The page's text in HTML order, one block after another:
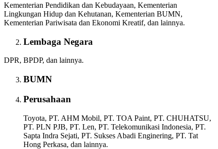
Kementerian Pendidikan dan Kebudayaan, Kementerian
Lingkungan Hidup dan Kehutanan, Kementerian BUMN,
Kementerian Pariwisata dan Ekonomi Kreatif, dan lainnya.
Lembaga Negara
DPR, BPDP, dan lainnya.
BUMN
Perusahaan
Toyota, PT. AHM Mobil, PT. TOA Paint, PT. CHUHATSU,
PT. PLN PJB, PT. Len, PT. Telekomunikasi Indonesia, PT.
Sapta Indra Sejati, PT. Sukses Abadi Enginering, PT. Tat
Hong Perkasa, dan lainnya.